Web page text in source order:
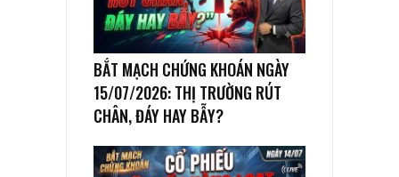
BẮT MẠCH CHỨNG KHOÁN NGÀY
15/07/2026: THỊ TRƯỜNG RÚT
CHÂN, ĐÁY HAY BẪY?